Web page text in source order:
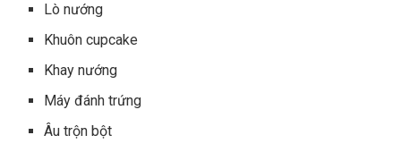
Lò nướng
Khuôn cupcake
Khay nướng
Máy đánh trứng
Âu trộn bột